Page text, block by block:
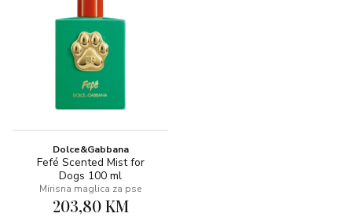
Dolce&Gabbana
Fefé Scented Mist for
Dogs 100 ml
Mirisna maglica za pse
203,80 KM